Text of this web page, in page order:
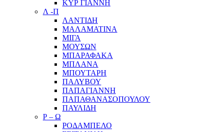
ΚΥΡ ΓΙΑΝΝΗ
Λ -Π
ΛΑΝΤΙΔΗ
ΜΑΛΑΜΑΤΙΝΑ
ΜΙΓΑ
ΜΟΥΣΩΝ
ΜΠΑΡΑΦΑΚΑ
ΜΠΛΑΝΑ
ΜΠΟΥΤΑΡΗ
ΠΑΛΥΒΟΥ
ΠΑΠΑΓΙΑΝΝΗ
ΠΑΠΑΘΑΝΑΣΟΠΟΥΛΟΥ
ΠΑΥΛΙΔΗ
Ρ – Ω
ΡΟΔΑΜΠΕΛΟ